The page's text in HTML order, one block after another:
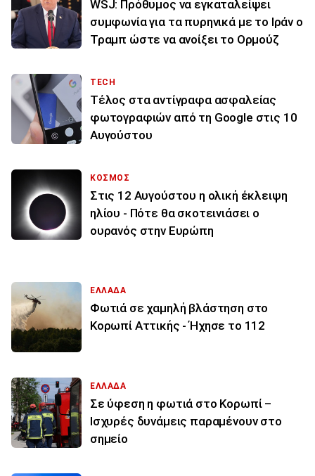
WSJ: Πρόθυμος να εγκαταλείψει
συμφωνία για τα πυρηνικά με το Ιράν ο
Τραμπ ώστε να ανοίξει το Ορμούζ
TECH
Τέλος στα αντίγραφα ασφαλείας
φωτογραφιών από τη Google στις 10
Αυγούστου
ΚΟΣΜΟΣ
Στις 12 Αυγούστου η ολική έκλειψη
ηλίου - Πότε θα σκοτεινιάσει ο
ουρανός στην Ευρώπη
ΕΛΛΑΔΑ
Φωτιά σε χαμηλή βλάστηση στο
Κορωπί Αττικής - Ήχησε το 112
ΕΛΛΑΔΑ
Σε ύφεση η φωτιά στο Κορωπί –
Ισχυρές δυνάμεις παραμένουν στο
σημείο